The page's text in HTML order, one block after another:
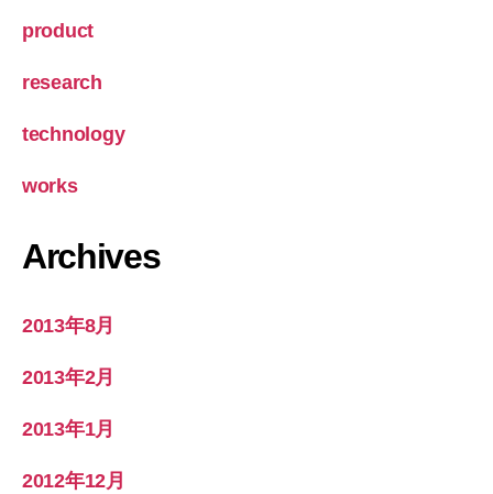
product
research
technology
works
Archives
2013年8月
2013年2月
2013年1月
2012年12月